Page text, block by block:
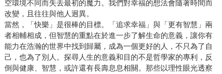
空環境不同而失去最初的魔力。我們對幸福的想法會隨著時間而
改變，且往往與他人迥異。
當然，「快樂」是很棒的目標。「追求幸福」與「更有智慧」兩
者相輔相成，但智慧的重點在於進一步了解生命的意義，讓你有
能力在浩瀚的世界中找到歸屬，成為一個更好的人，不只為了自
己，也為了別人。探尋人生的意義和目的不是哲學家的專利，反
倒與健康、智慧，或許還有長壽息息相關。那些以理性眼光透察